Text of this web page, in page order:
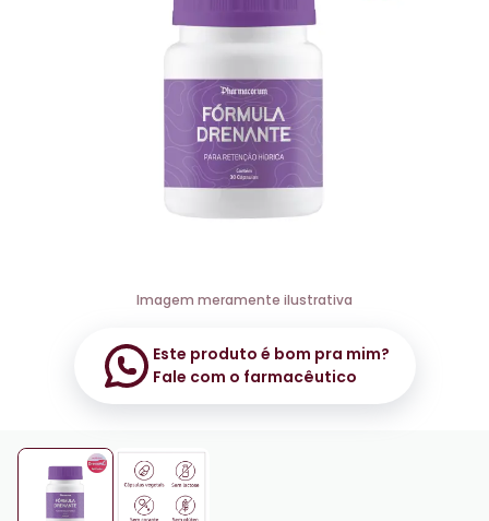
Imagem meramente ilustrativa
Este produto é bom pra mim?
Fale com o farmacêutico